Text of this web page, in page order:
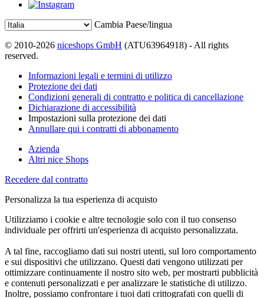
Cambia Paese/lingua
© 2010-2026 niceshops GmbH (ATU63964918) - All rights
reserved.
Informazioni legali e termini di utilizzo
Protezione dei dati
Condizioni generali di contratto e politica di cancellazione
Dichiarazione di accessibilità
Impostazioni sulla protezione dei dati
Annullare qui i contratti di abbonamento
Azienda
Altri nice Shops
Recedere dal contratto
Personalizza la tua esperienza di acquisto
Utilizziamo i cookie e altre tecnologie solo con il tuo consenso
individuale per offrirti un'esperienza di acquisto personalizzata.
A tal fine, raccogliamo dati sui nostri utenti, sul loro comportamento
e sui dispositivi che utilizzano. Questi dati vengono utilizzati per
ottimizzare continuamente il nostro sito web, per mostrarti pubblicità
e contenuti personalizzati e per analizzare le statistiche di utilizzo.
Inoltre, possiamo confrontare i tuoi dati crittografati con quelli di